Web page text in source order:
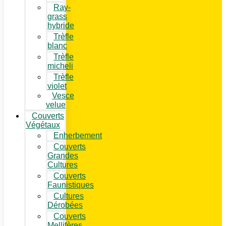
Ray-
grass
hybride
Trèfle
blanc
Trèfle
micheli
Trèfle
violet
Vesce
velue
Couverts
Végétaux
Enherbement
Couverts
Grandes
Cultures
Couverts
Faunistiques
Cultures
Dérobées
Couverts